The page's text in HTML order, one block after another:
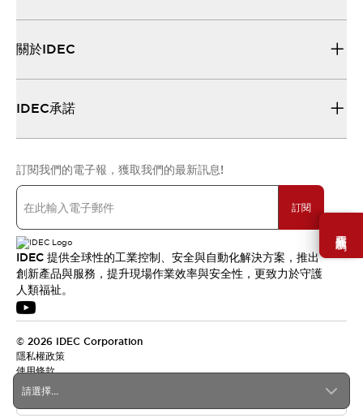
需要幫助嗎？
請選擇...
關於IDEC
IDEC承諾
訂閱我們的電子報，獲取我們的最新訊息!
訂閱
IDEC 提供全球性的工業控制、安全與自動化解決方案，推出
創新產品與服務，提升現場作業效率與安全性，更致力於守護
人類福祉。
© 2026 IDEC Corporation
隱私權政策
使用條款
台灣